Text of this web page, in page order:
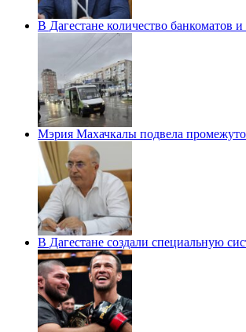
В Дагестане количество банкоматов
Мэрия Махачкалы подвела
В Дагестане создали специальную